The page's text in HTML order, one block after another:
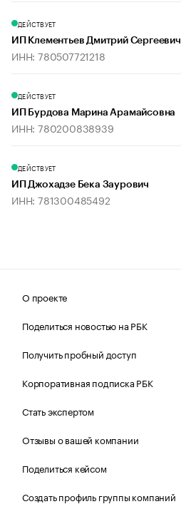
ДЕЙСТВУЕТ
ИП Клементьев Дмитрий Сергеевич
ИНН: 780507721218
ДЕЙСТВУЕТ
ИП Бурдова Марина Арамайсовна
ИНН: 780200838939
ДЕЙСТВУЕТ
ИП Джохадзе Бека Заурович
ИНН: 781300485492
О проекте
Поделиться новостью на РБК
Получить пробный доступ
Корпоративная подписка РБК
Стать экспертом
Отзывы о вашей компании
Поделиться кейсом
Создать профиль группы компаний